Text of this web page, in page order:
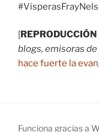
[
blogs, emisoras
hace fuerte la
Funciona gracias a